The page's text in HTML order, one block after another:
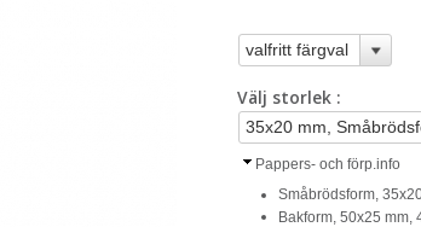
Välj storlek
Pappers- och förp.info
Småbrödsform,
Bakform, 50x25 mm,